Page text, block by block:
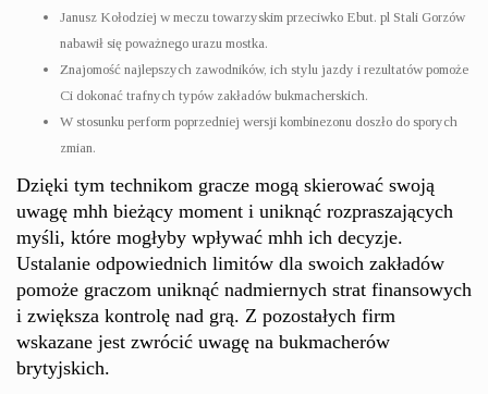
Janusz Kołodziej w meczu towarzyskim przeciwko Ebut. pl Stali Gorzów
nabawił się poważnego urazu mostka.
Znajomość najlepszych zawodników, ich stylu jazdy i rezultatów pomoże
Ci dokonać trafnych typów zakładów bukmacherskich.
W stosunku perform poprzedniej wersji kombinezonu doszło do sporych
zmian.
Dzięki tym technikom gracze mogą skierować swoją
uwagę mhh bieżący moment i uniknąć rozpraszających
myśli, które mogłyby wpływać mhh ich decyzje.
Ustalanie odpowiednich limitów dla swoich zakładów
pomoże graczom uniknąć nadmiernych strat finansowych
i zwiększa kontrolę nad grą. Z pozostałych firm
wskazane jest zwrócić uwagę na bukmacherów
brytyjskich.